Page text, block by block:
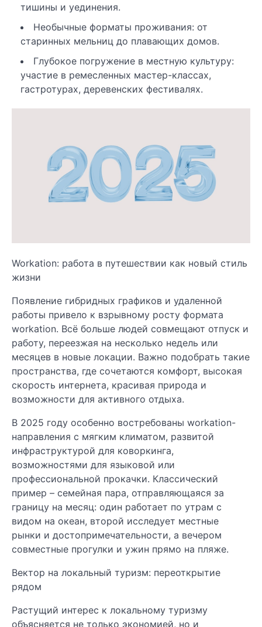
тишины и уединения.
Необычные форматы проживания: от
старинных мельниц до плавающих домов.
Глубокое погружение в местную культуру:
участие в ремесленных мастер-классах,
гастротурах, деревенских фестивалях.
Workation: работа в путешествии как новый стиль
жизни
Появление гибридных графиков и удаленной
работы привело к взрывному росту формата
workation. Всё больше людей совмещают отпуск и
работу, переезжая на несколько недель или
месяцев в новые локации. Важно подобрать такие
пространства, где сочетаются комфорт, высокая
скорость интернета, красивая природа и
возможности для активного отдыха.
В 2025 году особенно востребованы workation-
направления с мягким климатом, развитой
инфраструктурой для коворкинга,
возможностями для языковой или
профессиональной прокачки. Классический
пример – семейная пара, отправляющаяся за
границу на месяц: один работает по утрам с
видом на океан, второй исследует местные
рынки и достопримечательности, а вечером
совместные прогулки и ужин прямо на пляже.
Вектор на локальный туризм: переоткрытие
рядом
Растущий интерес к локальному туризму
объясняется не только экономией, но и